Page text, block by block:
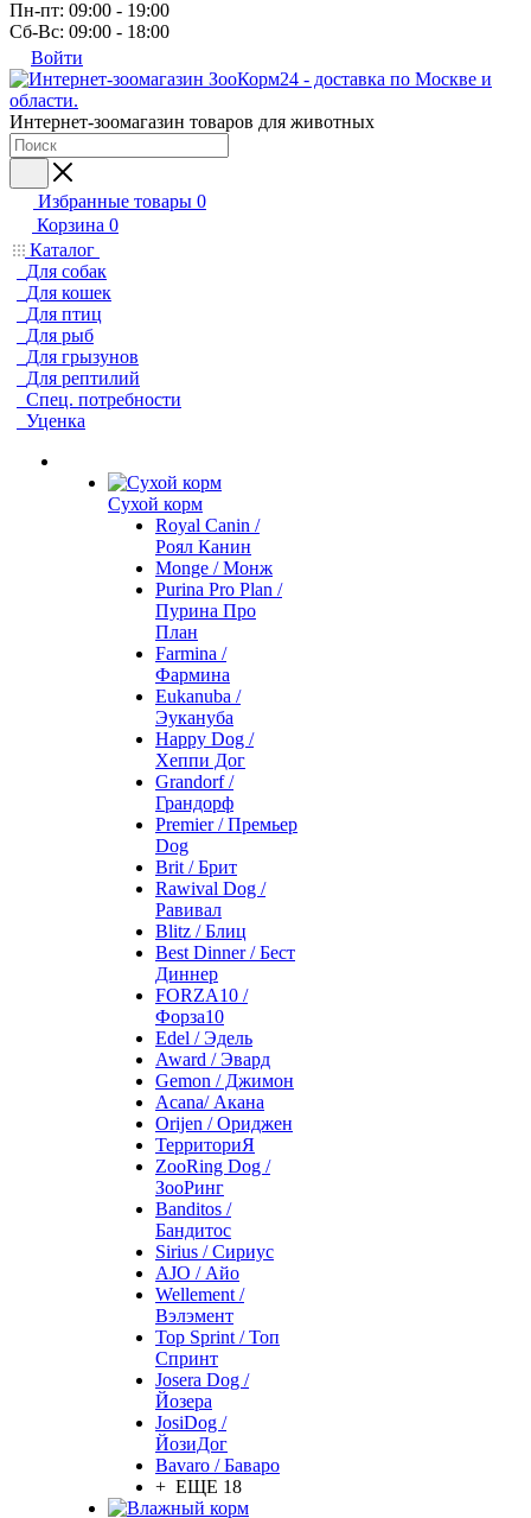
Пн-пт: 09:00 - 19:00
Сб-Вс: 09:00 - 18:00
Войти
Интернет-зоомагазин товаров для животных
Избранные товары 0
Корзина 0
Каталог
Для собак
Для кошек
Для птиц
Для рыб
Для грызунов
Для рептилий
Спец. потребности
Уценка
Сухой корм
Royal Canin /
Роял Канин
Monge / Монж
Purina Pro Plan /
Пурина Про
План
Farmina /
Фармина
Eukanuba /
Эукануба
Happy Dog /
Хеппи Дог
Grandorf /
Грандорф
Premier / Премьер
Dog
Brit / Брит
Rawival Dog /
Равивал
Blitz / Блиц
Best Dinner / Бест
Диннер
FORZA10 /
Форза10
Edel / Эдель
Award / Эвард
Gemon / Джимон
Acana/ Акана
Orijen / Ориджен
ТерриториЯ
ZooRing Dog /
ЗооРинг
Banditos /
Бандитос
Sirius / Сириус
AJO / Айо
Wellement /
Вэлэмент
Top Sprint / Топ
Спринт
Josera Dog /
Йозера
JosiDog /
ЙозиДог
Bavaro / Баваро
+ ЕЩЕ 18